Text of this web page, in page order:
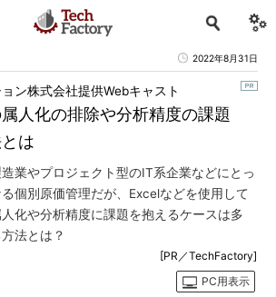
2022年8月31日
人化の排除や分析精度の課題
は
ン株式会社提供Webキャスト
業やプロジェクト型のIT系企業などにとっ
個別原価管理だが、Excelなどを使用して
化や分析精度に課題を抱えるケースは多
法とは？
[PR／TechFactory]
PC用表示